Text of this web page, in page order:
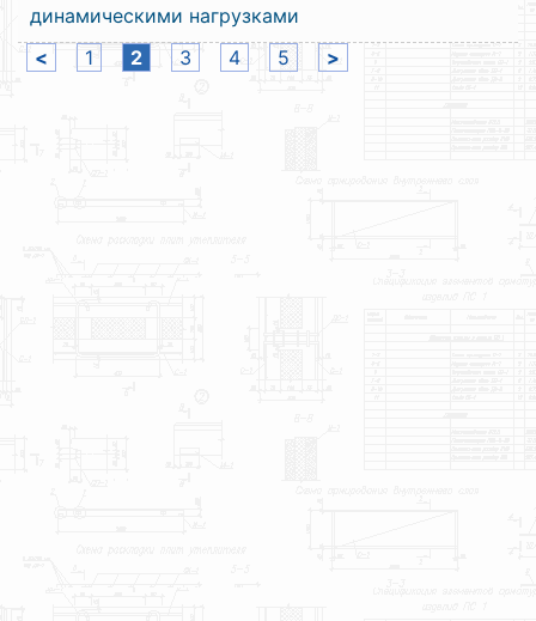
динамическими нагрузками
<
1 2 3 4 5 >